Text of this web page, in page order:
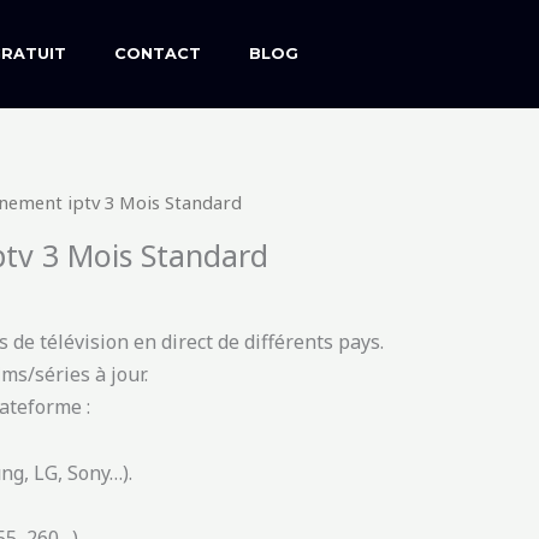
CONTACT BLOG
iptv 3 Mois Standard
3 Mois Standard
de télévision en direct de différents pays.
séries à jour.
:
LG, Sony…).